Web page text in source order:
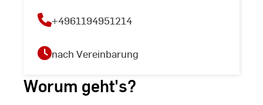
+4961194951214
nach Vereinbarung
Worum geht's?